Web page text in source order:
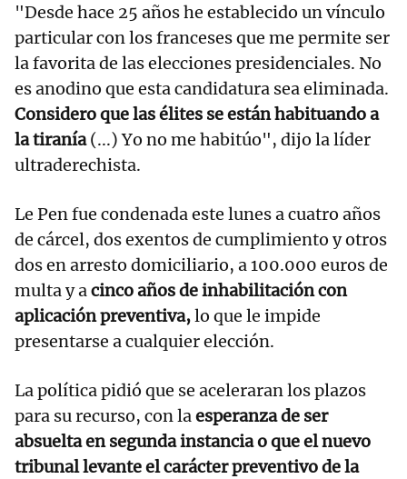
"Desde hace 25 años he establecido un vínculo
particular con los franceses que me permite ser
la favorita de las elecciones presidenciales. No
es anodino que esta candidatura sea eliminada.
Considero que las élites se están habituando a
la tiranía(...) Yo no me habitúo", dijo la líder
ultraderechista.
Le Pen fue condenada este lunes a cuatro años
de cárcel, dos exentos de cumplimiento y otros
dos en arresto domiciliario, a 100.000 euros de
multa y acinco años de inhabilitación con
aplicación preventiva,lo que le impide
presentarse a cualquier elección.
La política pidió que se aceleraran los plazos
para su recurso, con laesperanza de ser
absuelta en segunda instancia o que el nuevo
tribunal levante el carácter preventivo de la